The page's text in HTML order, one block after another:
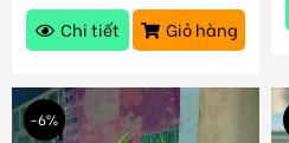
Chi tiết
Giỏ hàng
-6%